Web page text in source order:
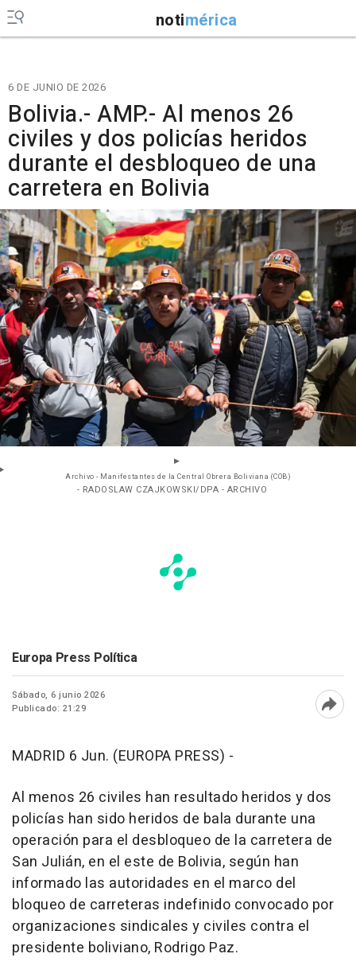
notimérica
6 DE JUNIO DE 2026
Bolivia.- AMP.- Al menos 26
civiles y dos policías heridos
durante el desbloqueo de una
carretera en Bolivia
Archivo - Manifestantes de la Central Obrera Boliviana (COB)
- RADOSLAW CZAJKOWSKI/DPA - ARCHIVO
Europa Press Política
Sábado, 6 junio 2026
Publicado: 21:29
MADRID 6 Jun. (EUROPA PRESS) -
Al menos 26 civiles han resultado heridos y dos
policías han sido heridos de bala durante una
operación para el desbloqueo de la carretera de
San Julián, en el este de Bolivia, según han
informado las autoridades en el marco del
bloqueo de carreteras indefinido convocado por
organizaciones sindicales y civiles contra el
presidente boliviano, Rodrigo Paz.